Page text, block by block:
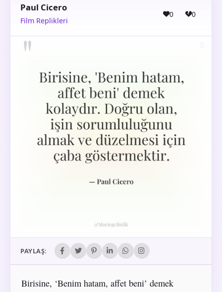
Paul Cicero
Film Replikleri
0 0
PAYLAŞ:
Birisine, ‘Benim hatam, affet beni’ demek